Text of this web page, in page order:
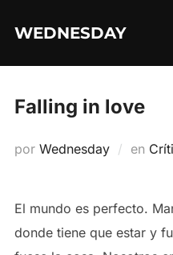
WEDNESDAY
Falling in love
por Wednesday en
El mundo es perfecto.
donde tiene que estar y